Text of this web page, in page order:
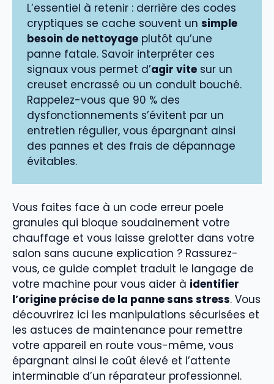
L’essentiel à retenir : derrière des codes
cryptiques se cache souvent un simple
besoin de nettoyage plutôt qu’une
panne fatale. Savoir interpréter ces
signaux vous permet d’agir vite sur un
creuset encrassé ou un conduit bouché.
Rappelez-vous que 90 % des
dysfonctionnements s’évitent par un
entretien régulier, vous épargnant ainsi
des pannes et des frais de dépannage
évitables.
Vous faites face à un code erreur poele
granules qui bloque soudainement votre
chauffage et vous laisse grelotter dans votre
salon sans aucune explication ? Rassurez-
vous, ce guide complet traduit le langage de
votre machine pour vous aider à identifier
l’origine précise de la panne sans stress. Vous
découvrirez ici les manipulations sécurisées et
les astuces de maintenance pour remettre
votre appareil en route vous-même, vous
épargnant ainsi le coût élevé et l’attente
interminable d’un réparateur professionnel.